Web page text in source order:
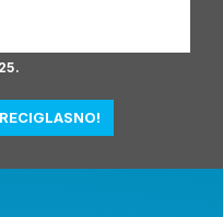
RECIGLASNO!